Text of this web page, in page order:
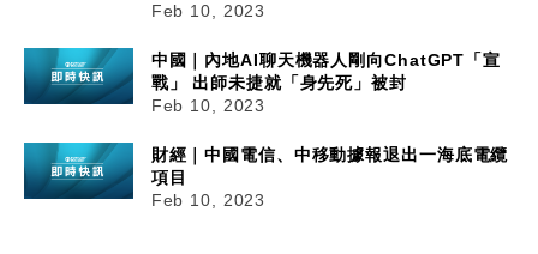
Feb 10, 2023
中國｜內地AI聊天機器人剛向ChatGPT「宣
戰」 出師未捷就「身先死」被封
Feb 10, 2023
財經｜中國電信、中移動據報退出一海底電纜
項目
Feb 10, 2023